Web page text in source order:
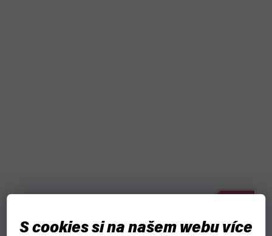
S cookies si na našem webu více